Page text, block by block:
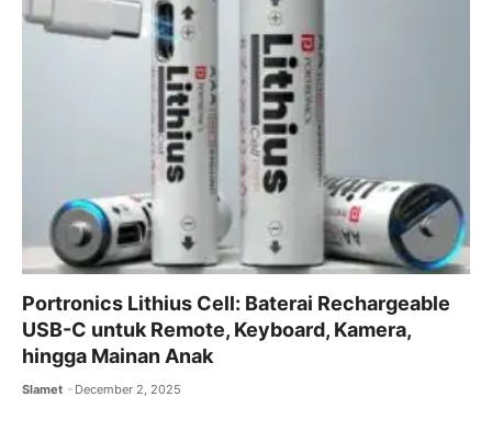
Portronics Lithius Cell: Baterai Rechargeable
USB-C untuk Remote, Keyboard, Kamera,
hingga Mainan Anak
Slamet December 2, 2025